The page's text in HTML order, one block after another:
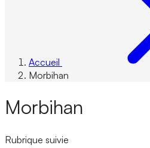
Accueil
Morbihan
Morbihan
Rubrique suivie